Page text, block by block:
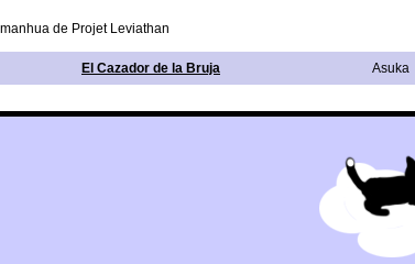
de Projet Leviathan
El Cazador de la Bruja Asuka